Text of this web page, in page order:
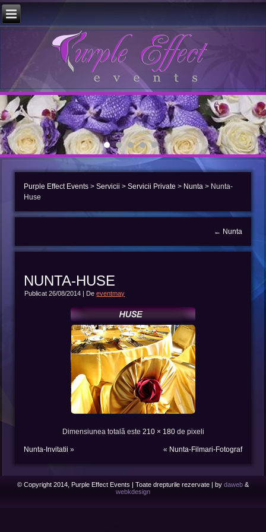
Purple Effect Events >Servicii >Servicii Private > Nunta > Nunta-
Huse
← Nunta
NUNTA-HUSE
Publicat 26/08/2014 De eventmay
Dimensiunea totală este 210 × 180de pixeli
Nunta-Invitatii » « Nunta-Filmari-Fotograf
© Copyright 2014, Purple Effect Events | Toate drepturile rezervate | by daweb &
webkdesign